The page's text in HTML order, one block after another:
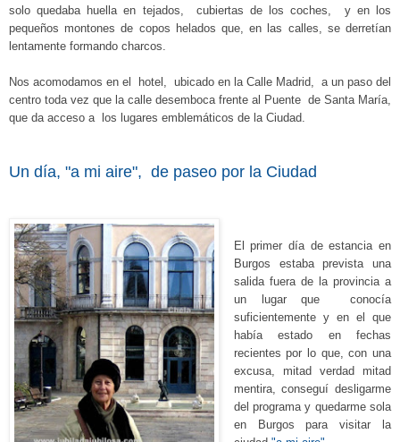
solo quedaba huella en tejados, cubiertas de los coches, y en los
pequeños montones de copos helados que, en las calles, se derretían
lentamente formando charcos.
Nos acomodamos en el
hotel, ubicado en la Calle Madrid, a un paso del
centro toda vez que la calle desemboca frente al Puente de Santa María,
que da acceso a los lugares emblemáticos de la Ciudad.
Un día, "a mi aire", de paseo por la Ciudad
El primer día de estancia en
Burgos estaba prevista una
salida fuera dela provincia a
un lugar que conocía
suficientemente y en el que
había estado en fechas
recientes por lo que, con una
excusa, mitad verdad mitad
mentira, conseguí desligarme
del programa y quedarme sola
en Burgos para visitar la